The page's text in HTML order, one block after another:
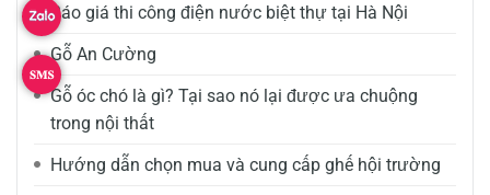
Báo giá thi công điện nước biệt thự tại Hà Nội
Gỗ An Cường
Gỗ óc chó là gì? Tại sao nó lại được ưa chuộng
trong nội thất
Hướng dẫn chọn mua và cung cấp ghế hội trường